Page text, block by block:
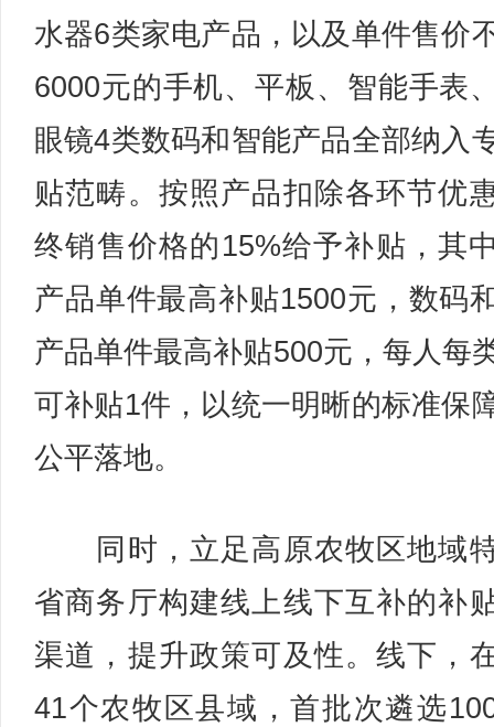
水器6类家电产品，以及单件售价
6000元的手机、平板、智能手表
眼镜4类数码和智能产品全部纳入
贴范畴。按照产品扣除各环节优
终销售价格的15%给予补贴，其
产品单件最高补贴1500元，数码
产品单件最高补贴500元，每人每
可补贴1件，以统一明晰的标准保
公平落地。
同时，立足高原农牧区地域
省商务厅构建线上线下互补的补
渠道，提升政策可及性。线下，
41个农牧区县域，首批次遴选